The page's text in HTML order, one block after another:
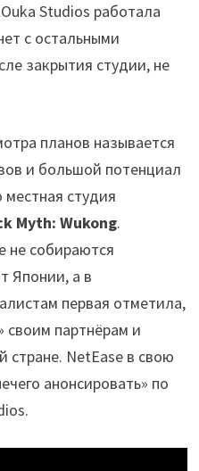
Studios работала
с остальными
закрытия студии, не
планов называется
и большой потенциал
студия
Myth: Wukong.
не собираются
Японии, а в
первая отметила,
своим партнёрам и
стране. NetEase в свою
анонсировать» по